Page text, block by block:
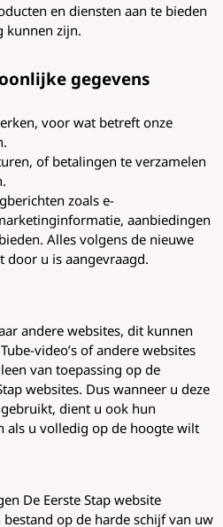
en diensten aan te bieden
kunnen zijn.
gegevens
voor wat betreft onze
of betalingen te verzamelen
zoals e-
aanbiedingen
Alles volgens de nieuwe
door u is aangevraagd.
andere websites, dit kunnen
video’s of andere websites
van toepassing op de
websites. Dus wanneer u deze
dient u ook hun
als u volledig op de hoogte wilt
De Eerste Stap website
op de harde schijf van uw